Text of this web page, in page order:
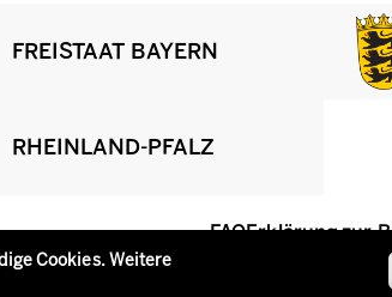
Cookies. Weitere
FREISTAAT BAYERN
RHEINLAND-PFALZ
FAQErklärung zur